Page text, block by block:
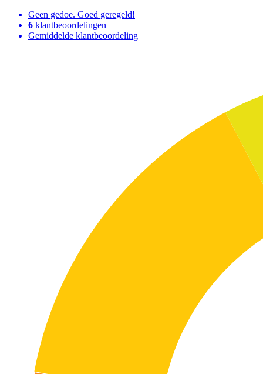
Geen gedoe. Goed geregeld!
6 klantbeoordelingen
Gemiddelde klantbeoordeling